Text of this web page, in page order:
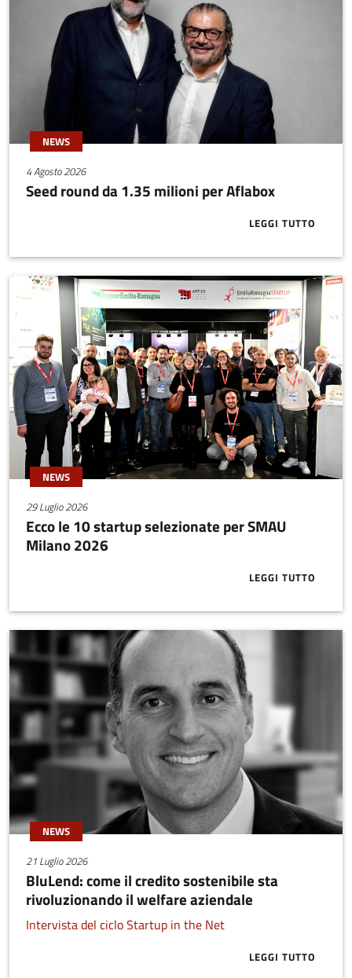
un fatturato di oltre 1
miliardo di euro a PMI) che
sono entrate nella rete
dedicata Next Generation
Cloud Pioneers.
NEWS
4 Agosto 2026
Seed round da 1.35 milioni per Aflabox
LEGGI TUTTOABOUT SEED
NEWS
29 Luglio 2026
Ecco le 10 startup selezionate per SMAU
Milano 2026
LEGGI TUTTO
ABOUT
NEWS
21 Luglio 2026
BluLend: come il credito sostenibile sta
rivoluzionando il welfare aziendale
Intervista del ciclo Startup in the Net
LEGGI TUTTO
ABOUT